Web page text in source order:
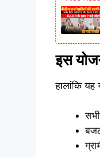
इस
हालांकि